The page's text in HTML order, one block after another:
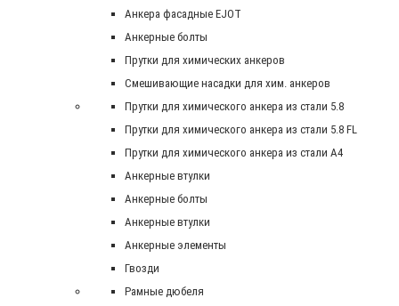
Анкера фасадные EJOT
Анкерные болты
Прутки для химических анкеров
Смешивающие насадки для хим. анкеров
Прутки для химического анкера из стали 5.8
Прутки для химического анкера из стали 5.8 FL
Прутки для химического анкера из стали А4
Анкерные втулки
Анкерные болты
Анкерные втулки
Анкерные элементы
Гвозди
Рамные дюбеля